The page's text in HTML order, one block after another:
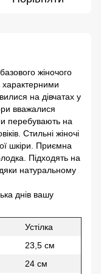
жіночого
характерними
на дівчатах у
вважалися
перебувають на
Стильні жіночі
шкіри. Приємна
Підходять на
натуральному
днів вашу
Устілка
23,5 см
24 см